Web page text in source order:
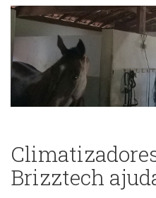
Brizztech